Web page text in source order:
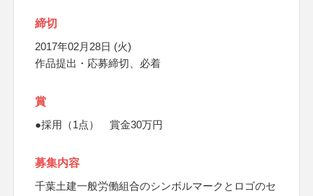
締切
2017年02月28日 (火)
作品提出・応募締切、必着
賞
●採用（1点） 賞金30万円
募集内容
千葉土建一般労働組合のシンボルマークとロゴのセ